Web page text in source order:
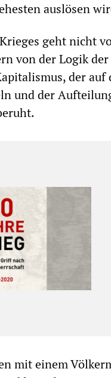
auslösen
geht nicht
von der Logik
der auf
und der
mit einem